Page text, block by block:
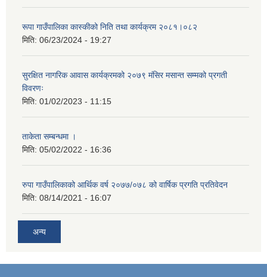
रूपा गाउँपालिका कास्कीको निति तथा कार्यक्रम २०८१।०८२
मिति: 06/23/2024 - 19:27
सुरक्षित नागरिक आवास कार्यक्रमको २०७९ मंसिर मसान्त सम्मको प्रगती
विवरणः
मिति: 01/02/2023 - 11:15
ताकेता सम्बन्धमा ।
मिति: 05/02/2022 - 16:36
रुपा गाउँपालिकाको आर्थिक वर्ष २०७७/०७८ को वार्षिक प्रगति प्रतिवेदन
मिति: 08/14/2021 - 16:07
अन्य